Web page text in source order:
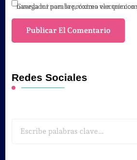
Guarda mi nombre, correo electrónico y web en este navegador para la próxima vez
Redes Sociales